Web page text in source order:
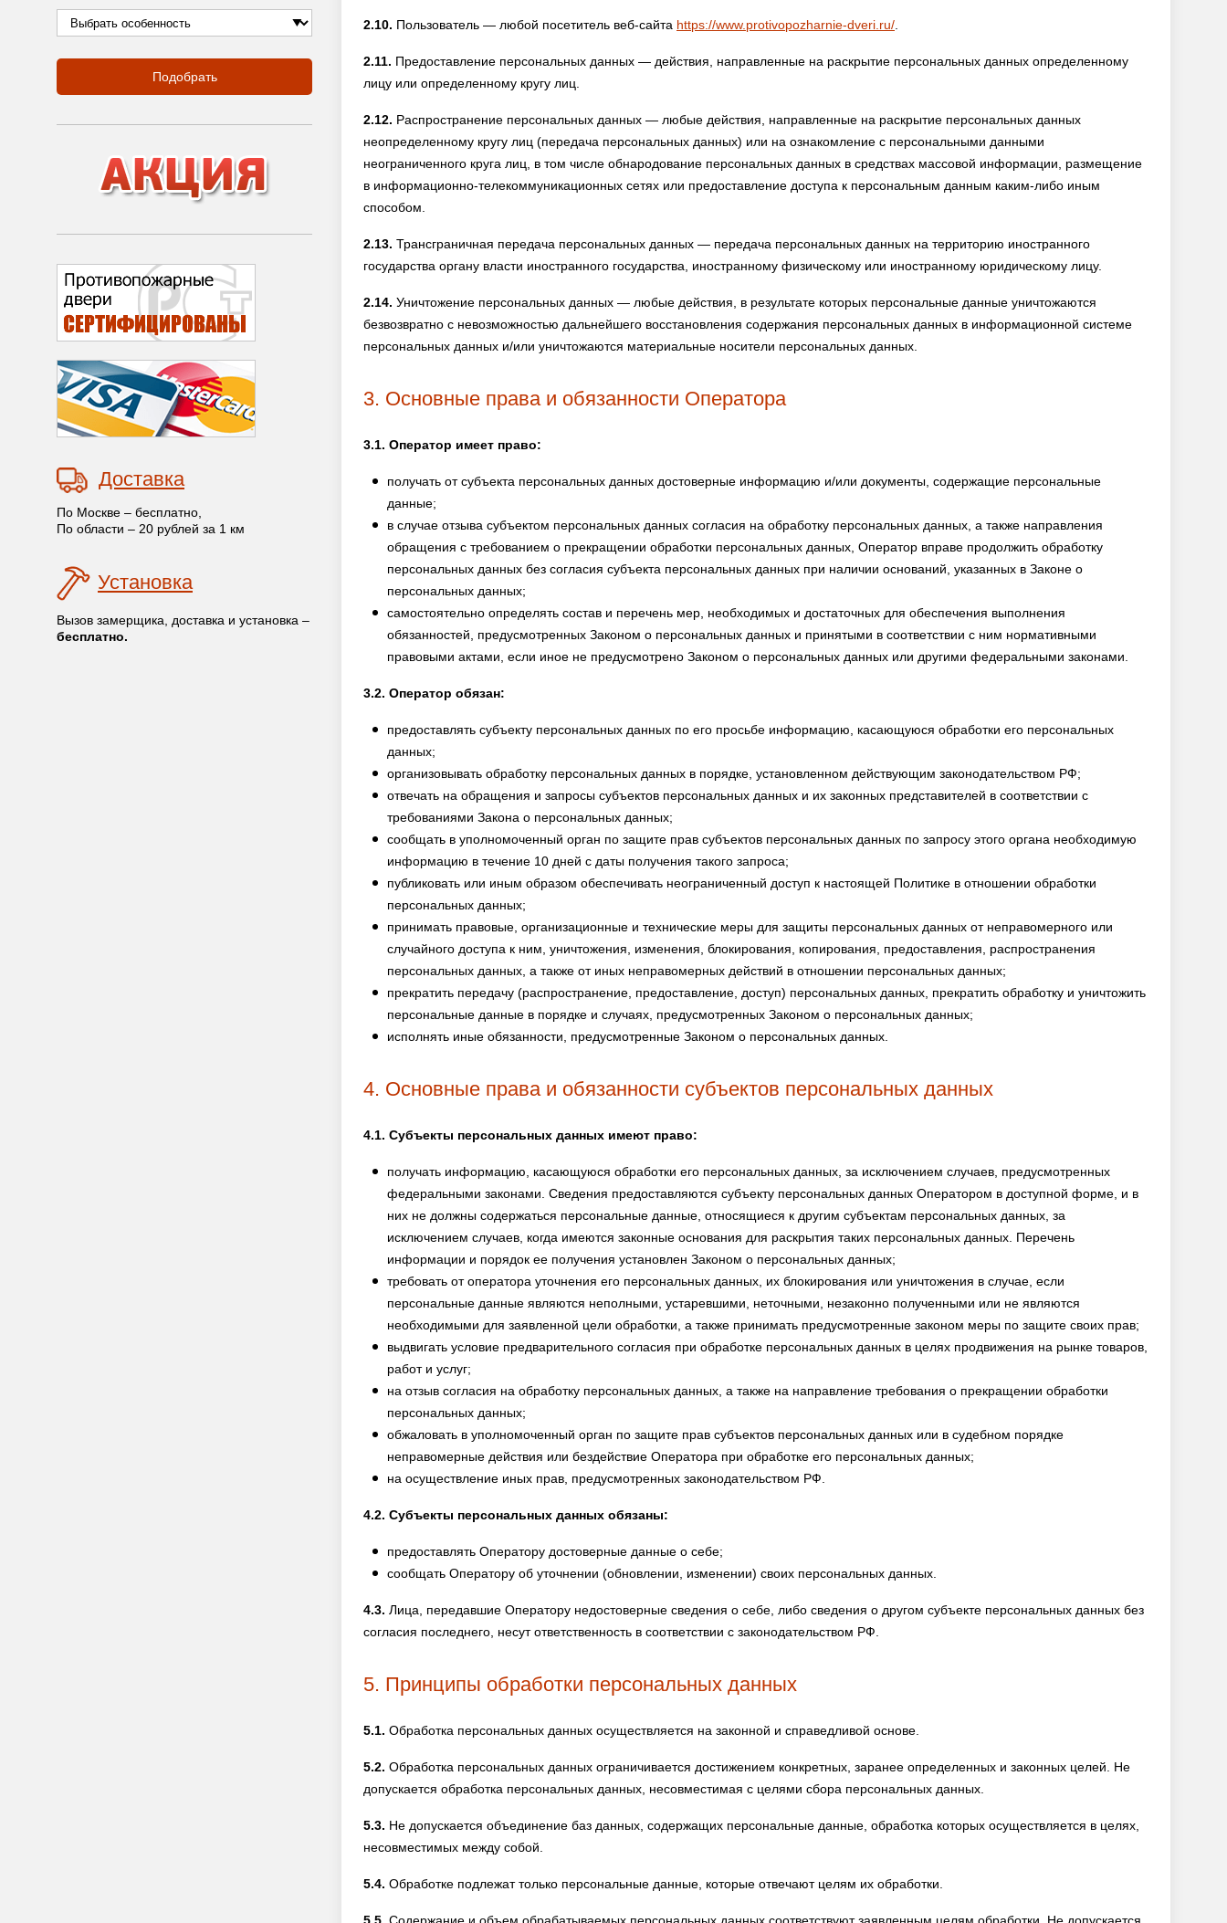
Подобрать
Доставка
По Москве – бесплатно,
По области – 20 рублей за 1 км
Установка
Вызов замерщика, доставка и установка –
бесплатно.
2.10. Пользователь — любой посетитель веб-сайта https://www.protivopozharnie-dveri.ru/
2.11. Предоставление персональных данных — действия, направленные на раскрытие персональных данных определенному
лицу или определенному кругу лиц.
2.12. Распространение персональных данных — любые действия, направленные на раскрытие персональных данных
неопределенному кругу лиц (передача персональных данных) или на ознакомление с персональными данными
неограниченного круга лиц, в том числе обнародование персональных данных в средствах массовой информации, размещение
в информационно-телекоммуникационных сетях или предоставление доступа к персональным данным каким-либо иным
способом.
2.13. Трансграничная передача персональных данных — передача персональных данных на территорию иностранного
государства органу власти иностранного государства, иностранному физическому или иностранному юридическому лицу.
2.14. Уничтожение персональных данных — любые действия, в результате которых персональные данные уничтожаются
безвозвратно с невозможностью дальнейшего восстановления содержания персональных данных в информационной системе
персональных данных и/или уничтожаются материальные носители персональных данных.
3. Основные права и обязанности Оператора
3.1. Оператор имеет право:
получать от субъекта персональных данных достоверные информацию и/или документы, содержащие персональные
данные;
в случае отзыва субъектом персональных данных согласия на обработку персональных данных, а также направления
обращения с требованием о прекращении обработки персональных данных, Оператор вправе продолжить обработку
персональных данных без согласия субъекта персональных данных при наличии оснований, указанных в Законе о
персональных данных;
самостоятельно определять состав и перечень мер, необходимых и достаточных для обеспечения выполнения
обязанностей, предусмотренных Законом о персональных данных и принятыми в соответствии с ним нормативными
правовыми актами, если иное не предусмотрено Законом о персональных данных или другими федеральными законами.
3.2. Оператор обязан:
предоставлять субъекту персональных данных по его просьбе информацию, касающуюся обработки его персональных
данных;
организовывать обработку персональных данных в порядке, установленном действующим законодательством РФ;
отвечать на обращения и запросы субъектов персональных данных и их законных представителей в соответствии с
требованиями Закона о персональных данных;
сообщать в уполномоченный орган по защите прав субъектов персональных данных по запросу этого органа необходимую
информацию в течение 10 дней с даты получения такого запроса;
публиковать или иным образом обеспечивать неограниченный доступ к настоящей Политике в отношении обработки
персональных данных;
принимать правовые, организационные и технические меры для защиты персональных данных от неправомерного или
случайного доступа к ним, уничтожения, изменения, блокирования, копирования, предоставления, распространения
персональных данных, а также от иных неправомерных действий в отношении персональных данных;
прекратить передачу (распространение, предоставление, доступ) персональных данных, прекратить обработку и уничтожить
персональные данные в порядке и случаях, предусмотренных Законом о персональных данных;
исполнять иные обязанности, предусмотренные Законом о персональных данных.
4. Основные права и обязанности субъектов персональных данных
4.1. Субъекты персональных данных имеют право:
получать информацию, касающуюся обработки его персональных данных, за исключением случаев, предусмотренных
федеральными законами. Сведения предоставляются субъекту персональных данных Оператором в доступной форме, и в
них не должны содержаться персональные данные, относящиеся к другим субъектам персональных данных, за
исключением случаев, когда имеются законные основания для раскрытия таких персональных данных. Перечень
информации и порядок ее получения установлен Законом о персональных данных;
требовать от оператора уточнения его персональных данных, их блокирования или уничтожения в случае, если
персональные данные являются неполными, устаревшими, неточными, незаконно полученными или не являются
необходимыми для заявленной цели обработки, а также принимать предусмотренные законом меры по защите своих прав;
выдвигать условие предварительного согласия при обработке персональных данных в целях продвижения на рынке товаров,
работ и услуг;
на отзыв согласия на обработку персональных данных, а также на направление требования о прекращении обработки
персональных данных;
обжаловать в уполномоченный орган по защите прав субъектов персональных данных или в судебном порядке
неправомерные действия или бездействие Оператора при обработке его персональных данных;
на осуществление иных прав, предусмотренных законодательством РФ.
4.2. Субъекты персональных данных обязаны:
предоставлять Оператору достоверные данные о себе;
сообщать Оператору об уточнении (обновлении, изменении) своих персональных данных.
4.3. Лица, передавшие Оператору недостоверные сведения о себе, либо сведения о другом субъекте персональных данных без
согласия последнего, несут ответственность в соответствии с законодательством РФ.
5. Принципы обработки персональных данных
5.1. Обработка персональных данных осуществляется на законной и справедливой основе.
5.2. Обработка персональных данных ограничивается достижением конкретных, заранее определенных и законных целей. Не
допускается обработка персональных данных, несовместимая с целями сбора персональных данных.
5.3. Не допускается объединение баз данных, содержащих персональные данные, обработка которых осуществляется в целях,
несовместимых между собой.
5.4. Обработке подлежат только персональные данные, которые отвечают целям их обработки.